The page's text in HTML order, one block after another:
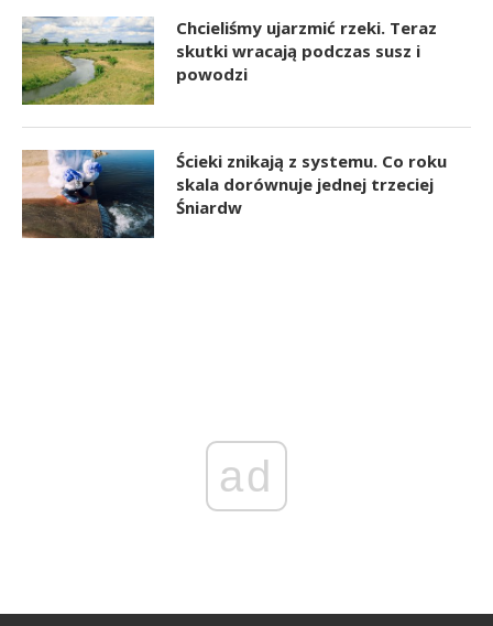
Chcieliśmy ujarzmić rzeki. Teraz
skutki wracają podczas susz i
powodzi
Ścieki znikają z systemu. Co roku
skala dorównuje jednej trzeciej
Śniardw
ad